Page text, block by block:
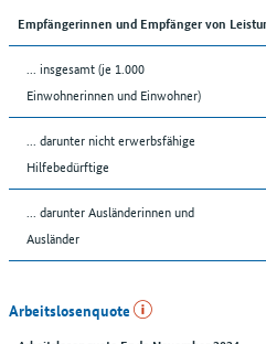
Empfängerinnen und Empfänger von
... insgesamt (je 1.000
Einwohnerinnen und Einwohner)
... darunter nicht erwerbsfähige
Hilfebedürftige
... darunter Ausländerinnen und
Ausländer
Arbeitslosenquote